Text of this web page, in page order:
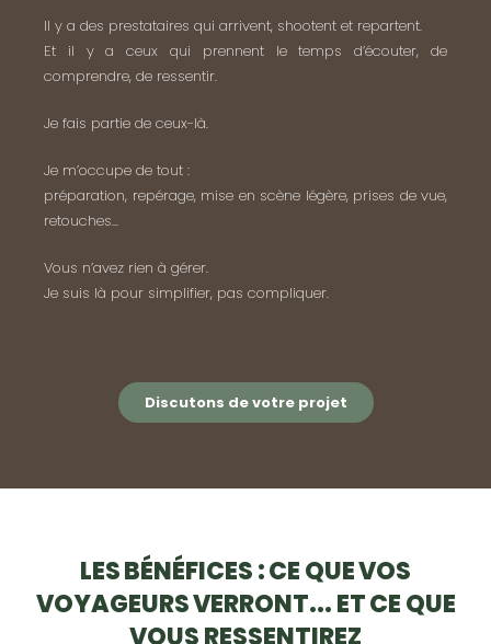
Il y a des prestataires qui arrivent, shootent et repartent.
Et il y a ceux qui prennent le temps d’écouter, de
comprendre, de ressentir.
Je fais partie de ceux-là.
Je m’occupe de tout :
préparation, repérage, mise en scène légère, prises de vue,
retouches…
Vous n’avez rien à gérer.
Je suis là pour simplifier, pas compliquer.
Discutons de votre projet
LES BÉNÉFICES : CE QUE VOS
VOYAGEURS VERRONT... ET CE QUE
VOUS RESSENTIREZ